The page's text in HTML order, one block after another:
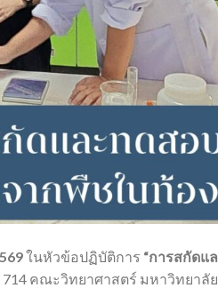
ในหัวข้อปฏิบัติการ “การสกัดแ
คณะวิทยาศาสตร์ มหาวิทยาลั